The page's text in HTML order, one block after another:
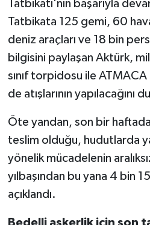
Tatbikatı'nın başarıyla
Tatbikata 125 gemi, 60
deniz araçları ve 18 bin
bilgisini paylaşan Aktürk,
sınıf torpidosu ile
de atışlarının yapılacağını
Öte yandan, son bir
teslim olduğu, hudutlarda
yönelik mücadelenin
yılbaşından bu yana 4 bin
açıklandı.
Bedelli askerlik için son